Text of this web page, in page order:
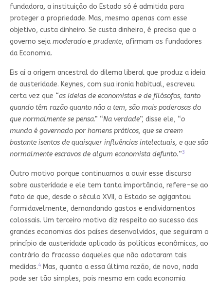
fundadora, a instituição do Estado só é admitida para
proteger a propriedade. Mas, mesmo apenas com esse
objetivo, custa dinheiro. Se custa dinheiro, é preciso que o
governo seja moderadoe prudente, afirmam os fundadores
da Economia.
Eis aí a origem ancestral do dilema liberal que produz a ideia
de austeridade. Keynes, com sua ironia habitual, escreveu
certa vez que “as ideias de economistas e de filósofos, tanto
quando têm razão quanto não a tem, são mais poderosas do
que normalmente se pensa.” “Na verdade”, disse ele, “o
mundo é governado por homens práticos, que se creem
bastante isentos de quaisquer influências intelectuais, e que são
normalmente escravos de algum economista defunto.”3
Outro motivo porque continuamos a ouvir esse discurso
sobre austeridade e ele tem tanta importância, refere-se ao
fato de que, desde o século XVII, o Estado se agigantou
formidavelmente, demandando gastos e endividamentos
colossais. Um terceiro motivo diz respeito ao sucesso das
grandes economias dos países desenvolvidos, que seguiram o
princípio de austeridade aplicado às políticas econômicas, ao
contrário do fracasso daqueles que não adotaram tais
medidas.4Mas, quanto a essa última razão, de novo, nada
pode ser tão simples, pois mesmo em cada economia